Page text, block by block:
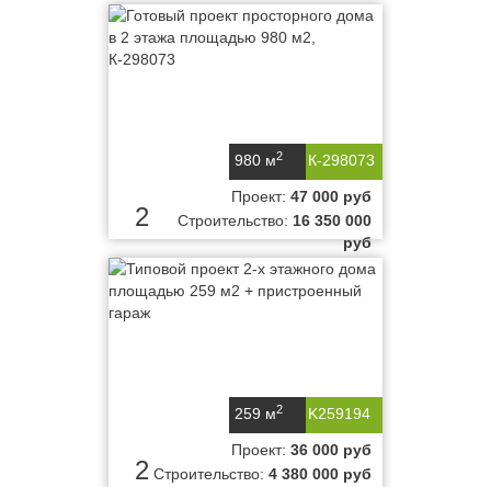
К-298073
980 м2
2
Проект: 47 000 руб
Строительство: 16 350 000
руб
K259194
259 м2
2
Проект: 36 000 руб
Строительство: 4 380 000 руб